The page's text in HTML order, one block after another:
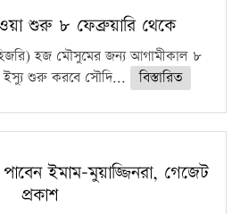
শুরু ৮ ফেব্রুয়ারি থেকে
হজ মৌসুমের জন্য আগামীকাল ৮
ইস্যু শুরু করবে সৌদি...
বিস্তারিত
ইমাম-মুয়াজ্জিনরা, গেজেট
প্রকাশ